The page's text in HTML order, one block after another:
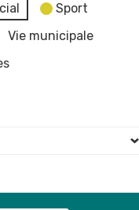
Sport
Vie municipale